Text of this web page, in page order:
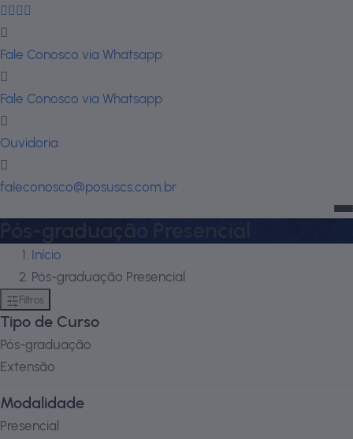
Fale Conosco via Whatsapp
Fale Conosco via Whatsapp
Ouvidoria
faleconosco@posuscs.com.br
Início
Pós-graduação Presencial
Filtros
Tipo de Curso
Pós-graduação
Extensão
Modalidade
Presencial